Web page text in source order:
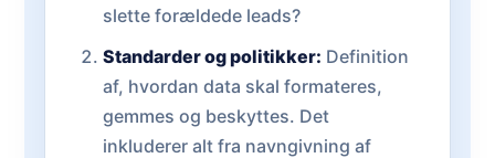
slette forældede leads?
Standarder og politikker: Definition
af, hvordan data skal formateres,
gemmes og beskyttes. Det
inkluderer alt fra navngivning af